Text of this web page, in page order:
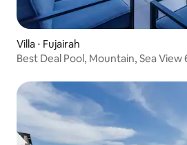
Villa ⋅ Fujairah
Best Deal Pool, Mountain, Sea View